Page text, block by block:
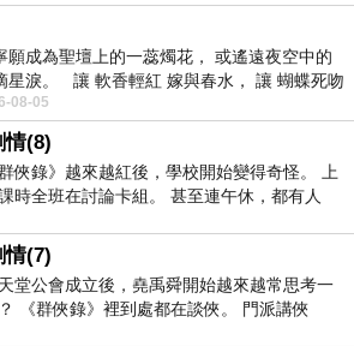
願成為聖壇上的一蕊燭花， 或遙遠夜空中的
星淚。 讓 軟香輕紅 嫁與春水， 讓 蝴蝶死吻
最後一瓣玫瑰， 讓
08-05
情(8)
俠錄》越來越紅後，學校開始變得奇怪。 上
時全班在討論卡組。 甚至連午休，都有人
情(7)
堂公會成立後，堯禹舜開始越來越常思考一
《群俠錄》裡到處都在談俠。 門派講俠